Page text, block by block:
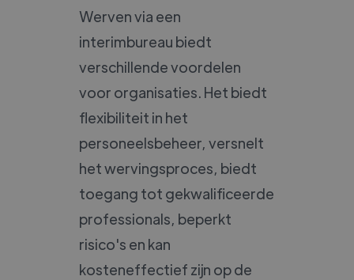
Werven via een
interimbureau biedt
verschillende voordelen
voor organisaties. Het biedt
flexibiliteit in het
personeelsbeheer, versnelt
het wervingsproces, biedt
toegang tot gekwalificeerde
professionals, beperkt
risico's en kan
kosteneffectief zijn op de